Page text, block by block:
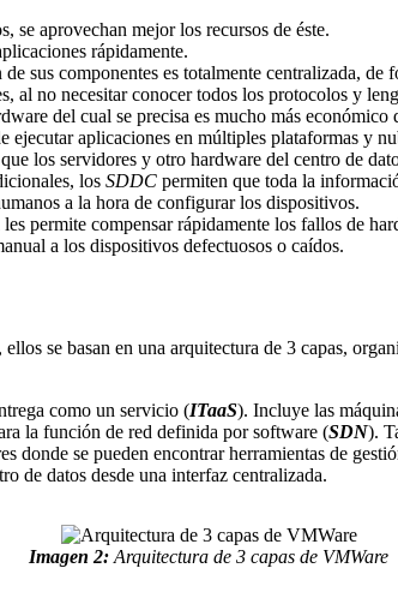
se aprovechan mejor los recursos de éste.
rápidamente.
sus componentes es totalmente centralizada,
al no necesitar conocer todos los protocolos y
del cual se precisa es mucho más económico
aplicaciones en múltiples plataformas y
los servidores y otro hardware del centro de
los SDDC permiten que toda la
a la hora de configurar los dispositivos.
permite compensar rápidamente los fallos de
a los dispositivos defectuosos o caídos.
ellos se basan en una arquitectura de 3 capas,
como un servicio (ITaaS). Incluye las
la función de red definida por software (SDN).
donde se pueden encontrar herramientas de
de datos desde una interfaz centralizada.
Imagen 2: Arquitectura de 3 capas de VMWare